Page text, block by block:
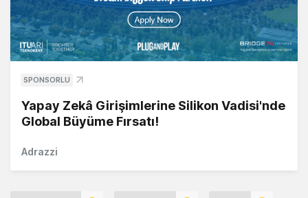
SPONSORLU
Yapay Zekâ Girişimlerine Silikon Vadisi'nde
Global Büyüme Fırsatı!
Adrazzi